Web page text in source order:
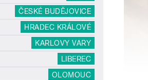
ČESKÉ BUDĚJOVICE
HRADEC KRÁLOVÉ
KARLOVY VARY
LIBEREC
OLOMOUC